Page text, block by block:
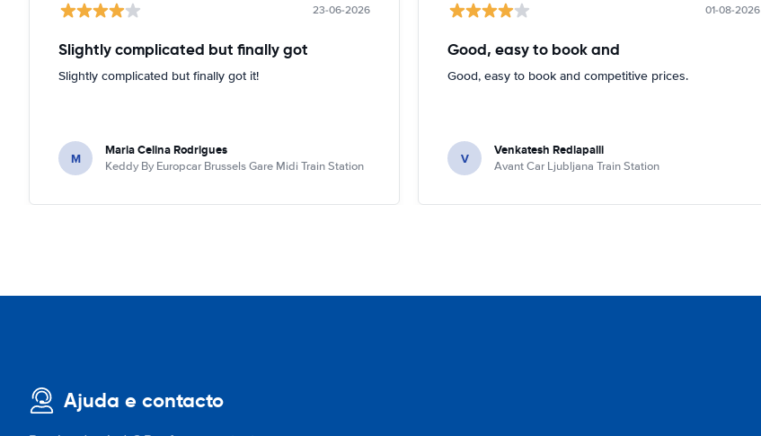
23-06-2026
Slightly complicated but finally got
Slightly complicated but finally got it!
M Maria Celina Rodrigues
Keddy By Europcar Brussels Gare Midi Train Station
01-08-2026
Good, easy to book and
Good, easy to book and competitive prices.
V Venkatesh Redlapalli
Avant Car Ljubljana Train Station
Ajuda e contacto